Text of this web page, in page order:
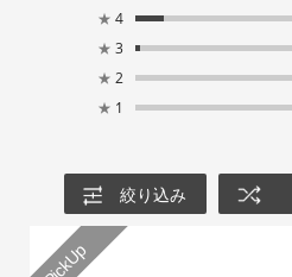
★ 4
★ 3
★ 2
★ 1
絞り込み